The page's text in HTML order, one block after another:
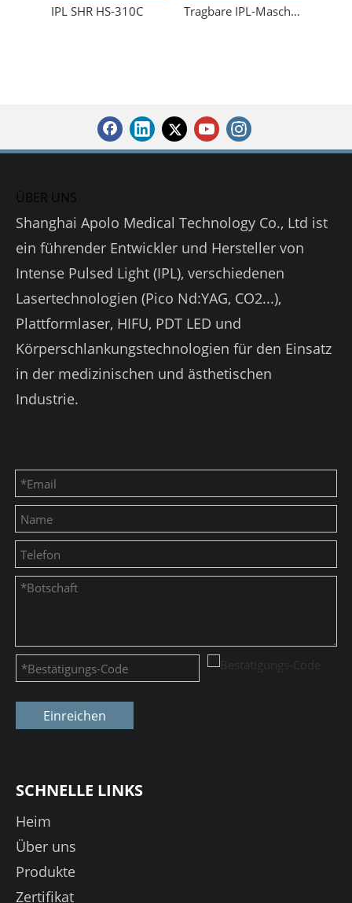
IPL SHR HS-310C Tragbare IPL-Maschine mit intensiv gepulstem Licht
ÜBER UNS
Shanghai Apolo Medical Technology Co., Ltd ist
ein führender Entwickler und Hersteller von
Intense Pulsed Light (IPL), verschiedenen
Lasertechnologien (Pico Nd:YAG, CO2...),
Plattformlaser, HIFU, PDT LED und
Körperschlankungstechnologien für den Einsatz
in der medizinischen und ästhetischen
Industrie.
Einreichen
SCHNELLE LINKS
Heim
Über uns
Produkte
Zertifikat